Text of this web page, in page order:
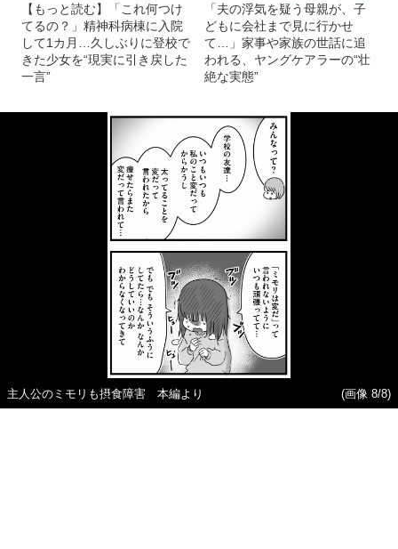
【もっと読む】「これ何つけ
てるの？」精神科病棟に入院
して1カ月…久しぶりに登校で
きた少女を“現実に引き戻した
一言”
「夫の浮気を疑う母親が、子
どもに会社まで見に行かせ
て…」家事や家族の世話に追
われる、ヤングケアラーの“壮
絶な実態”
主人公のミモリも摂食障害 本編より (画像 8/8)